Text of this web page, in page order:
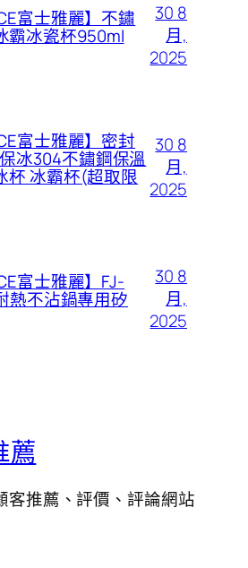
富士雅麗】不鏽
霸冰瓷杯950ml
30 8
月,
2025
富士雅麗】密封
冰304不鏽鋼保溫
杯 冰霸杯(超取限
30 8
月,
2025
富士雅麗】FJ-
熱不沾鍋專用矽
30 8
月,
2025
薦
客推薦、評價、評論網站